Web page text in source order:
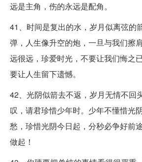
远是主角，伤的永远是配角。
41、时间是复出的水，岁月似离弦的
弹，人生像升空的炮，一旦与我们擦
远很远，珍爱时光，不要让我们悔之
要让人生留下遗憾。
42、光阴似箭去不返，岁月无情不回
叹，请君珍惜少年时。少年不懂惜光
愁，珍惜光阴今日起，分秒必争好前
做起！